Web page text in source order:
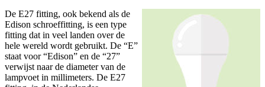
De E27 fitting, ook bekend als de
Edison schroeffitting, is een type
fitting dat in veel landen over de
hele wereld wordt gebruikt. De “E”
staat voor “Edison” en de “27”
verwijst naar de diameter van de
lampvoet in millimeters. De E27